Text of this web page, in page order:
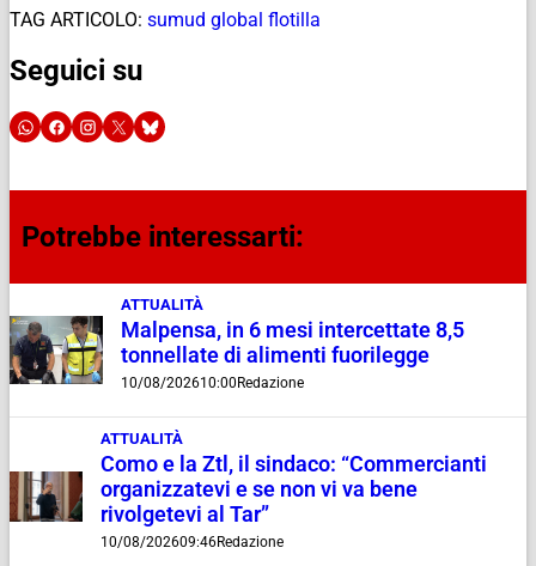
TAG ARTICOLO: sumud global flotilla
Seguici su
Potrebbe interessarti:
ATTUALITÀ
Malpensa, in 6 mesi intercettate 8,5
tonnellate di alimenti fuorilegge
10/08/202610:00 Redazione
ATTUALITÀ
Como e la Ztl, il sindaco: “Commercianti
organizzatevi e se non vi va bene
rivolgetevi al Tar”
10/08/202609:46Redazione